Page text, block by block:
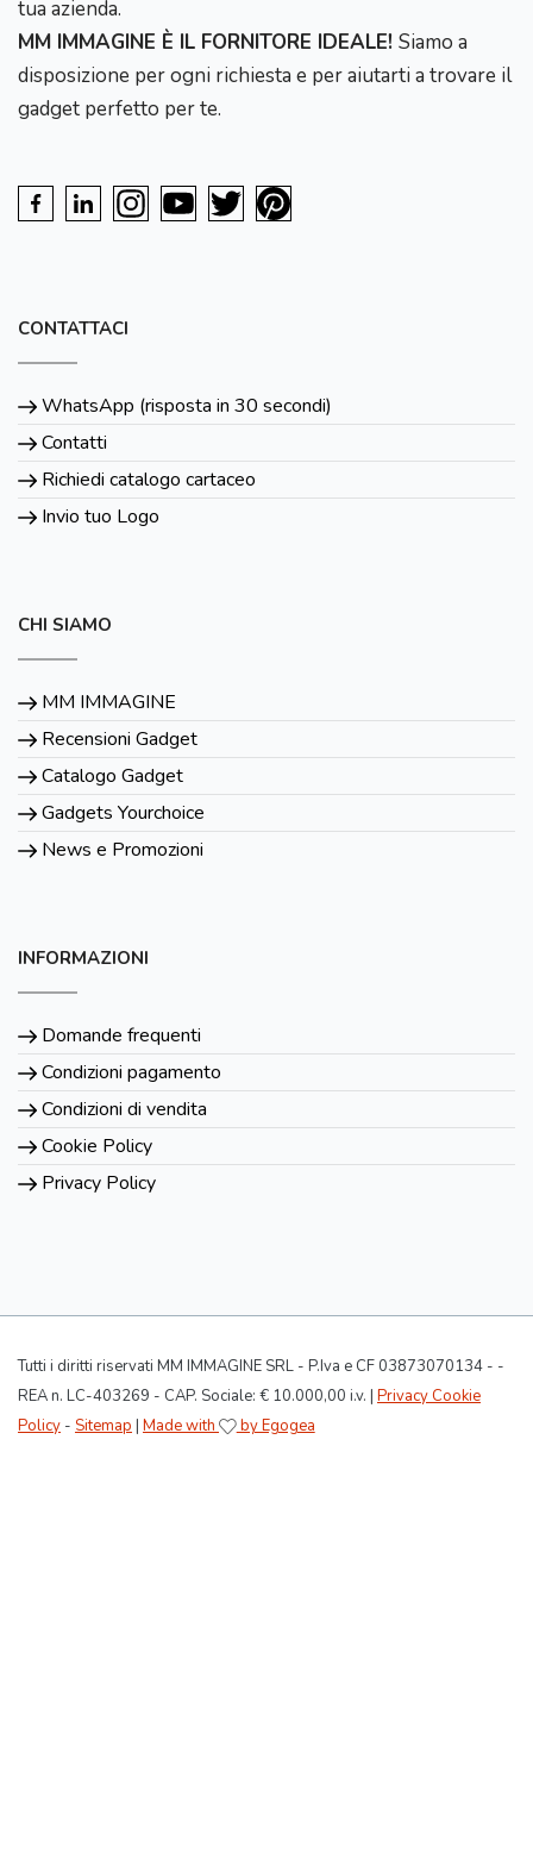
tua azienda.
MM IMMAGINE È IL FORNITORE IDEALE! Siamo a
disposizione per ogni richiesta e per aiutarti a trovare il
gadget perfetto per te.
CONTATTACI
WhatsApp (risposta in 30 secondi)
Contatti
Richiedi catalogo cartaceo
Invio tuo Logo
CHI SIAMO
MM IMMAGINE
Recensioni Gadget
Catalogo Gadget
Gadgets Yourchoice
News e Promozioni
INFORMAZIONI
Domande frequenti
Condizioni pagamento
Condizioni di vendita
Cookie Policy
Privacy Policy
Tutti i diritti riservati MM IMMAGINE SRL - P.Iva e CF 03873070134 - -
REA n. LC-403269 - CAP. Sociale: € 10.000,00 i.v. | Privacy Cookie
Policy - Sitemap | Made with by Egogea